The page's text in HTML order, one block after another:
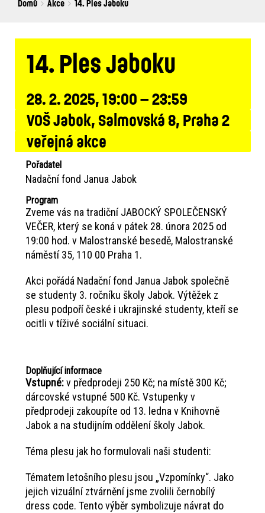
Breadcrumbs
You
Domů Akce 14. Ples Jaboku
14. Ples Jaboku
28. 2. 2025, 19:00 – 23:59
VOŠ Jabok, Salmovská 8, Praha 2
veřejná akce
Pořadatel
Nadační fond Janua Jabok
Program
Zveme vás na tradiční JABOCKÝ SPOLEČENSKÝ
VEČER, který se koná v pátek 28. února 2025 od
19:00 hod. v Malostranské besedě, Malostranské
náměstí 35, 110 00 Praha 1.
Akci pořádá Nadační fond Janua Jabok společně
se studenty 3. ročníku školy Jabok. Výtěžek z
plesu podpoří české i ukrajinské studenty, kteří se
ocitli v tíživé sociální situaci.
Doplňující informace
Vstupné:v předprodeji 250 Kč; na místě 300 Kč;
dárcovské vstupné 500 Kč. Vstupenky v
předprodeji zakoupíte od 13. ledna v Knihovně
Jabok a na studijním oddělení školy Jabok.
Téma plesu jak ho formulovali naši studenti:
Tématem letošního plesu jsou „Vzpomínky“. Jako
jejich vizuální ztvárnění jsme zvolili černobílý
dress code. Tento výběr symbolizuje návrat do